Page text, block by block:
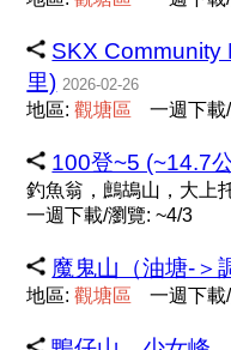
SKX Community
里) 2026-02-26
地區:觀塘區 一週下載
100登~5 (~14.7
釣魚翁，鷓鴣山，大上
一週下載/瀏覽: ~4/3
魔鬼山（油塘-＞
地區:觀塘區 一週下載